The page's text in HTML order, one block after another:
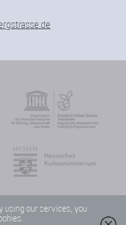
using our services, you